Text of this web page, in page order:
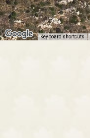
Keyboard shortcuts